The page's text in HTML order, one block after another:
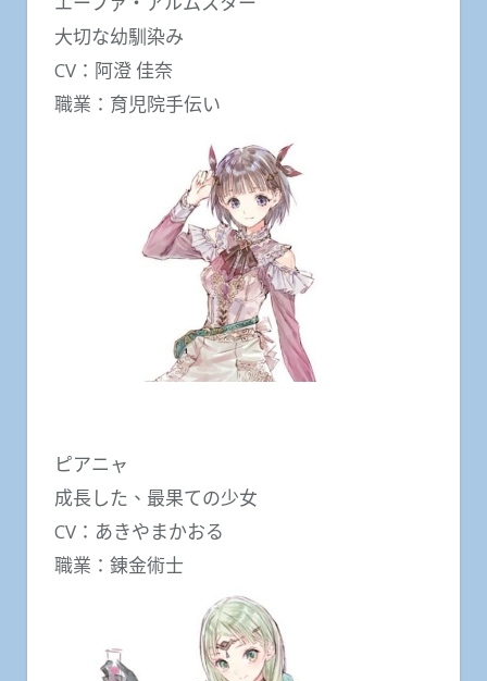
大切な幼馴染み
CV：阿澄 佳奈
職業：育児院手伝い
ピアニャ
成長した、最果ての少女
CV：あきやまかおる
職業：錬金術士